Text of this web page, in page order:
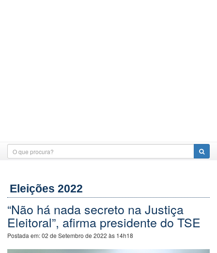
Eleições 2022
“Não há nada secreto na Justiça
Eleitoral”, afirma presidente do TSE
Postada em:02 de Setembro de 2022 às 14h18